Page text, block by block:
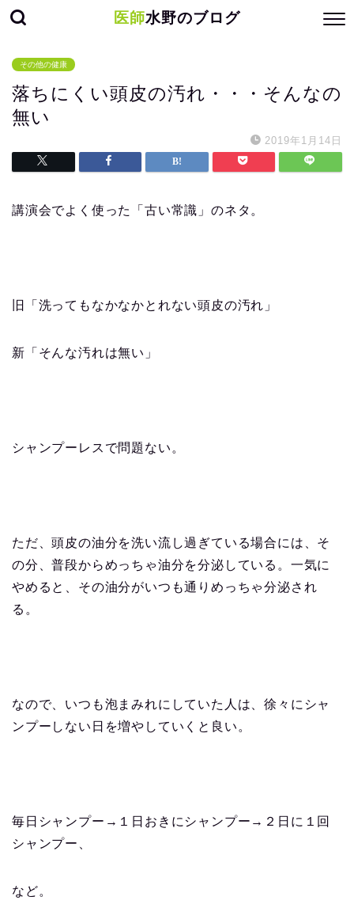
医師水野のブログ
その他の健康
落ちにくい頭皮の汚れ・・・そんなの
無い
2019年1月14日
講演会でよく使った「古い常識」のネタ。
旧「洗ってもなかなかとれない頭皮の汚れ」
新「そんな汚れは無い」
シャンプーレスで問題ない。
ただ、頭皮の油分を洗い流し過ぎている場合には、そ
の分、普段からめっちゃ油分を分泌している。一気に
やめると、その油分がいつも通りめっちゃ分泌され
る。
なので、いつも泡まみれにしていた人は、徐々にシャ
ンプーしない日を増やしていくと良い。
毎日シャンプー→１日おきにシャンプー→２日に１回
シャンプー、
など。